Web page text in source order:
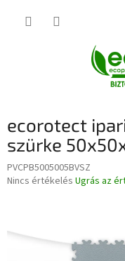
ecorotect
szürke
PVCPB5005005BVSZ
A
5-
Nincs értékelés Ugrás az